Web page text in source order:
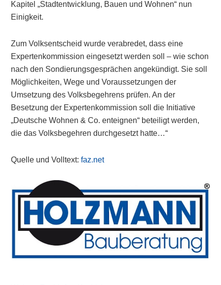
Kapitel „Stadtentwicklung, Bauen und Wohnen“ nun
Einigkeit.
Zum Volksentscheid wurde verabredet, dass eine
Expertenkommission eingesetzt werden soll – wie schon
nach den Sondierungsgesprächen angekündigt. Sie soll
Möglichkeiten, Wege und Voraussetzungen der
Umsetzung des Volksbegehrens prüfen. An der
Besetzung der Expertenkommission soll die Initiative
„Deutsche Wohnen & Co. enteignen“ beteiligt werden,
die das Volksbegehren durchgesetzt hatte…“
Quelle und Volltext:faz.net
Primary
Sidebar